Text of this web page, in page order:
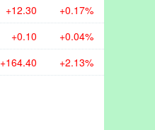
+12.30 +0.17%
+0.10 +0.04%
+164.40 +2.13%